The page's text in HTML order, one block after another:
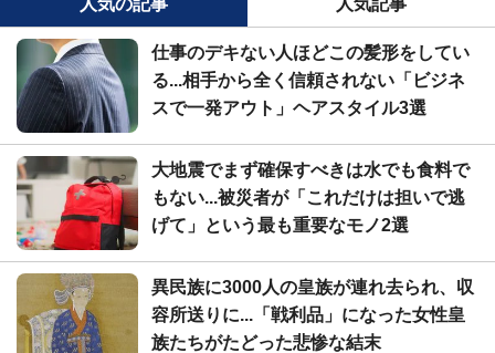
仕事のデキない人ほどこの髪形をしてい
る...相手から全く信頼されない「ビジネ
スで一発アウト」ヘアスタイル3選
大地震でまず確保すべきは水でも食料で
もない...被災者が「これだけは担いで逃
げて」という最も重要なモノ2選
異民族に3000人の皇族が連れ去られ、収
容所送りに...「戦利品」になった女性皇
族たちがたどった悲惨な結末